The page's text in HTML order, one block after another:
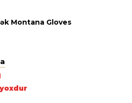
Montana Gloves